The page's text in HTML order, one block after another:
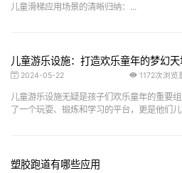
儿童滑梯应用场景的清晰归纳：...
儿童游乐设施：打造欢乐童年的梦幻天
2024-05-22 1172次浏览
儿童游乐设施无疑是孩子们欢乐童年的重要
了一个玩耍、锻炼和学习的平台，更是他们
塑胶跑道有哪些应用